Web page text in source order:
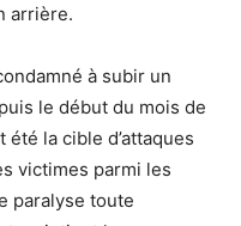
arrière.
à subir un
le début du mois de
la cible d’attaques
victimes parmi les
paralyse toute